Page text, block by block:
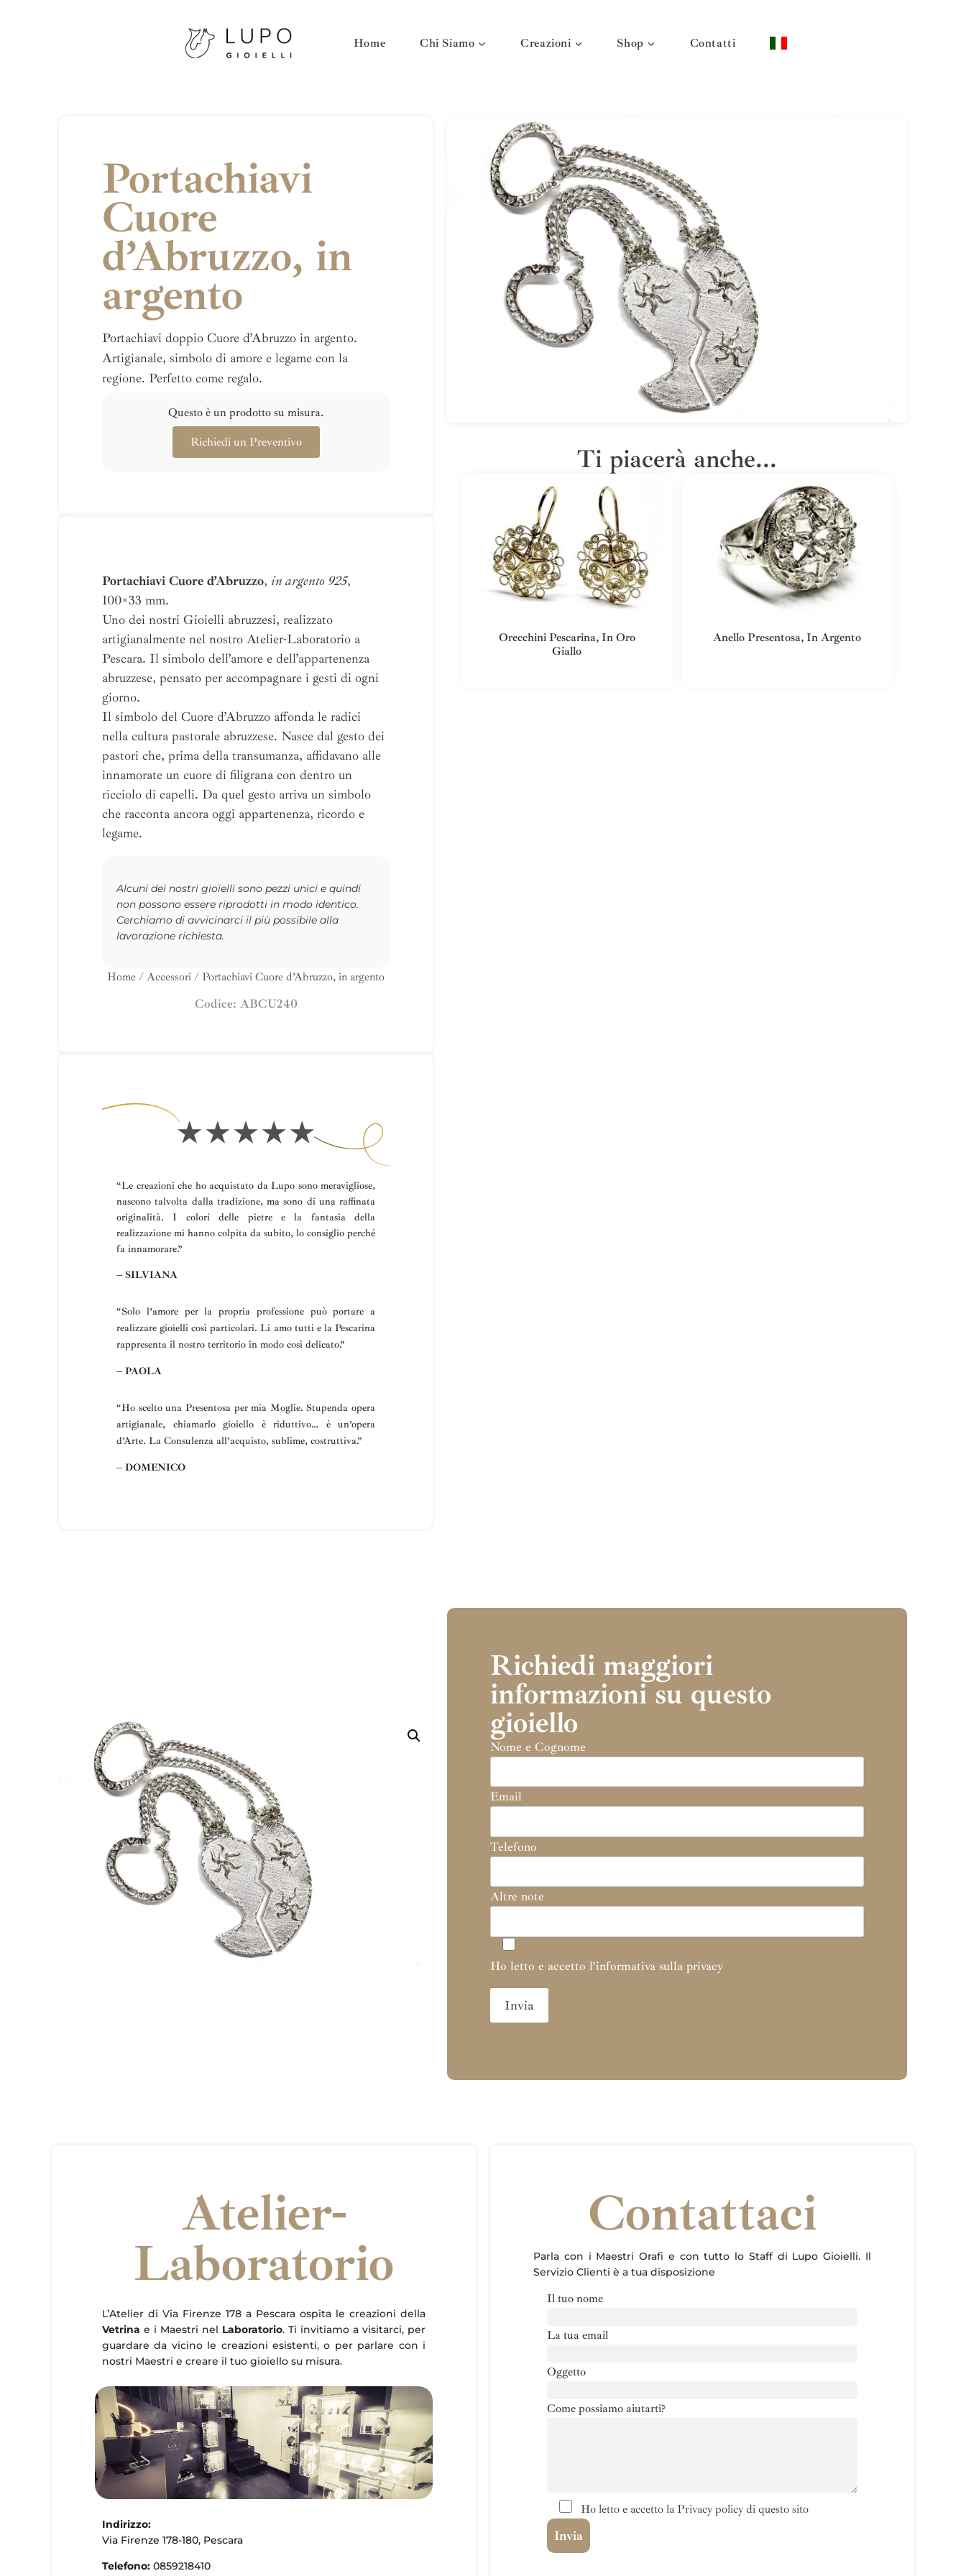
Home Chi Siamo Creazioni Shop Contatti
Portachiavi
Cuore
d’Abruzzo, in
argento
Portachiavi doppio Cuore d’Abruzzo in argento.
Artigianale, simbolo di amore e legame con la
regione. Perfetto come regalo.
Questo è un prodotto su misura.
Richiedi un Preventivo
Portachiavi Cuore d’Abruzzo, in argento 925,
100×33 mm.
Uno dei nostri Gioielli abruzzesi, realizzato
artigianalmente nel nostro Atelier-Laboratorio a
Pescara. Il simbolo dell’amore e dell’appartenenza
abruzzese, pensato per accompagnare i gesti di ogni
giorno.
Il simbolo del Cuore d’Abruzzo affonda le radici
nella cultura pastorale abruzzese. Nasce dal gesto dei
pastori che, prima della transumanza, affidavano alle
innamorate un cuore di filigrana con dentro un
ricciolo di capelli. Da quel gesto arriva un simbolo
che racconta ancora oggi appartenenza, ricordo e
legame.
Alcuni dei nostri gioielli sono pezzi unici e quindi
non possono essere riprodotti in modo identico.
Cerchiamo di avvicinarci il più possibile alla
lavorazione richiesta.
Home / Accessori / Portachiavi Cuore d’Abruzzo, in argento
Codice: ABCU240
“Le creazioni che ho acquistato da Lupo sono meravigliose,
nascono talvolta dalla tradizione, ma sono di una raffinata
originalità. I colori delle pietre e la fantasia della
realizzazione mi hanno colpita da subito, lo consiglio perché
fa innamorare.”
– SILVIANA
“Solo l’amore per la propria professione può portare a
realizzare gioielli così particolari.Li amo tutti e laPescarina
rappresenta il nostro territorio in modo così delicato.”
– PAOLA
“Ho scelto una Presentosa per mia Moglie.Stupenda opera
artigianale, chiamarlo gioiello è riduttivo… è un’opera
d’Arte. La Consulenza all’acquisto, sublime, costruttiva.”
– DOMENICO
Ti piacerà anche...
Orecchini Pescarina, In Oro
Giallo
Anello Presentosa, In Argento
Richiedi maggiori
informazioni su questo
gioiello
Nome e Cognome
Email
Telefono
Altre note
Ho letto e accetto l’informativa sulla privacy
Atelier-
Laboratorio
L’Atelier di Via Firenze 178 a Pescara ospita le creazioni della
Vetrina e i Maestri nel Laboratorio. Ti invitiamo a visitarci, per
guardare da vicino le creazioni esistenti, o per parlare con i
nostri Maestri e creare il tuo gioiello su misura.
Indirizzo:
Via Firenze 178-180, Pescara
Telefono: 0859218410
Contattaci
Parla con i Maestri Orafi e con tutto lo Staff di Lupo Gioielli. Il
Servizio Clienti è a tua disposizione
Il tuo nome
La tua email
Oggetto
Come possiamo aiutarti?
Ho letto e accetto la Privacy policy di questo sito